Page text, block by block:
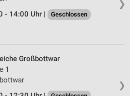
❯
- 14:00 Uhr |
Geschlossen
❯
Großbottwar
1